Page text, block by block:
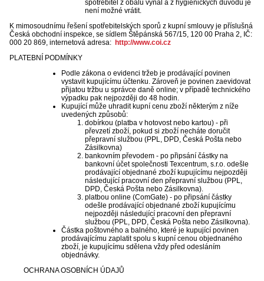
spotřebitel z obalu vyňal a z hygienických důvodů je
není možné vrátit.
K mimosoudnímu řešení spotřebitelských sporů z kupní smlouvy je příslušná
Česká obchodní inspekce, se sídlem Štěpánská 567/15, 120 00 Praha 2, IČ:
000 20 869, internetová adresa: http://www.coi.cz
PLATEBNÍ PODMÍNKY
Podle zákona o evidenci tržeb je prodávající povinen
vystavit kupujícímu účtenku. Zároveň je povinen zaevidovat
přijatou tržbu u správce daně online; v případě technického
výpadku pak nejpozději do 48 hodin.
Kupující může uhradit kupní cenu zboží některým z níže
uvedených způsobů:
dobírkou (platba v hotovost nebo kartou) - při
převzetí zboží, pokud si zboží necháte doručit
přepravní službou (PPL, DPD, Česká Pošta nebo
Zásilkovna)
bankovním převodem - po připsání částky na
bankovní účet společnosti Texcentrum, s.r.o. odešle
prodávající objednané zboží kupujícímu nejpozději
následující pracovní den přepravní službou (PPL,
DPD, Česká Pošta nebo Zásilkovna).
platbou online (ComGate) - po připsání částky
odešle prodávající objednané zboží kupujícímu
nejpozději následující pracovní den přepravní
službou (PPL, DPD, Česká Pošta nebo Zásilkovna).
Částka poštovného a balného, které je kupující povinen
prodávajícímu zaplatit spolu s kupní cenou objednaného
zboží, je kupujícímu sdělena vždy před odesláním
objednávky.
OCHRANA OSOBNÍCH ÚDAJŮ